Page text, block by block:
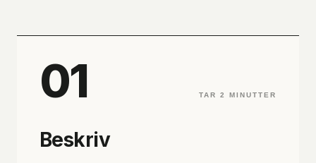
01 TAR 2 MINUTTER
Beskriv